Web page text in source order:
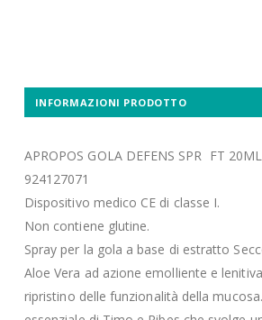
INFORMAZIONI PRODOTTO
APROPOS GOLA DEFENS SPR FT 20ML
924127071
Dispositivo medico CE di classe I.
Non contiene glutine.
Spray per la gola a base di estratto
Aloe Vera ad azione emolliente e
ripristino delle funzionalità della